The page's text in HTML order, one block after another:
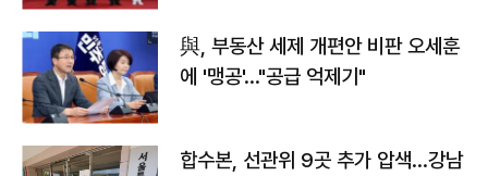
與, 부동산 세제 개편안 비판 오세훈
에 '맹공'…"공급 억제기"
합수본, 선관위 9곳 추가 압색…강남